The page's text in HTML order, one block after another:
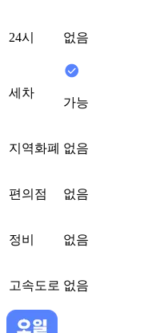
24시 없음
세차
가능
지역화폐 없음
편의점 없음
정비 없음
고속도로 없음